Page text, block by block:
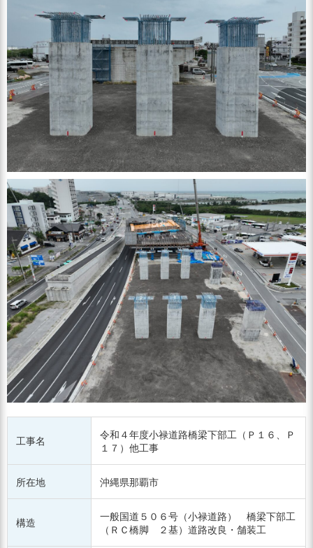
工事名
令和４年度小禄道路橋梁下部工（Ｐ１６、Ｐ
１７）他工事
所在地 沖縄県那覇市
構造
一般国道５０６号（小禄道路） 橋梁下部工
（ＲＣ橋脚 ２基）道路改良・舗装工